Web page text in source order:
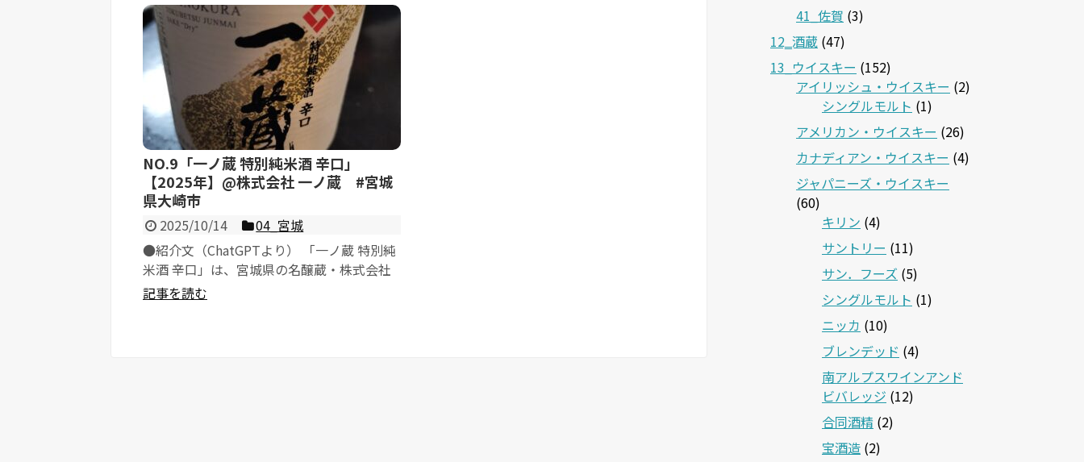
NO.9「一ノ蔵 特別純米酒 辛口」
【2025年】@株式会社 一ノ蔵 #宮城
県大崎市
2025/10/14
04_宮城
●紹介文（ChatGPTより） 「一ノ蔵 特別純
米酒 辛口」は、宮城県の名醸蔵・株式会社
一ノ蔵が醸す、バランスの取れた辛口純...
記事を読む
41_佐賀 (3)
12‗酒蔵 (47)
13_ウイスキー (152)
アイリッシュ・ウイスキー (2)
シングルモルト (1)
アメリカン・ウイスキー (26)
カナディアン・ウイスキー (4)
ジャパニーズ・ウイスキー
(60)
キリン (4)
サントリー (11)
サン．フーズ (5)
シングルモルト (1)
ニッカ (10)
ブレンデッド (4)
南アルプスワインアンド
ビバレッジ (12)
合同酒精 (2)
宝酒造 (2)